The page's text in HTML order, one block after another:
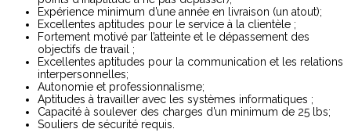
Expérience minimum d’une année en livraison (un atout);
Excellentes aptitudes pour le service à la clientèle ;
Fortement motivé par l’atteinte et le dépassement des
objectifs de travail ;
Excellentes aptitudes pour la communication et les relations
interpersonnelles;
Autonomie et professionnalisme;
Aptitudes à travailler avec les systèmes informatiques ;
Capacité à soulever des charges d’un minimum de 25 lbs;
Souliers de sécurité requis.